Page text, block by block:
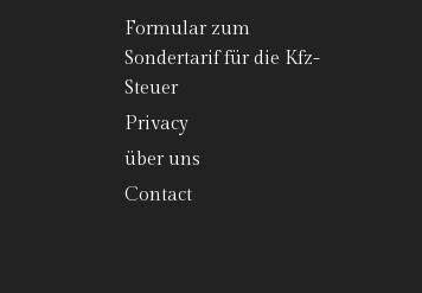
Formular zum
Sondertarif für die Kfz-
Steuer
Privacy
über uns
Contact